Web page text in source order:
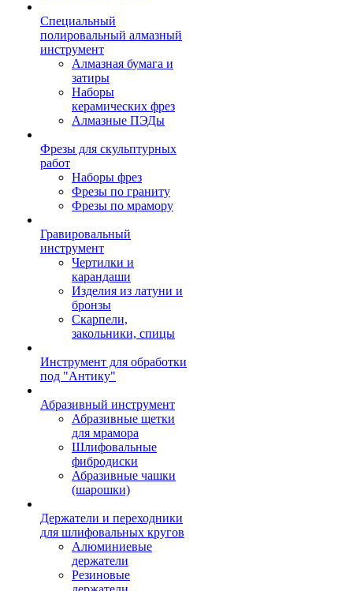
Специальный
полировальный алмазный
инструмент
Алмазная бумага и
затиры
Наборы
керамических фрез
Алмазные ПЭДы
Фрезы для скульптурных
работ
Наборы фрез
Фрезы по граниту
Фрезы по мрамору
Гравировальный
инструмент
Чертилки и
карандаши
Изделия из латуни и
бронзы
Скарпели,
закольники, спицы
Инструмент для обработки
под "Антику"
Абразивный инструмент
Абразивные щетки
для мрамора
Шлифовальные
фибродиски
Абразивные чашки
(шарошки)
Держатели и переходники
для шлифовальных кругов
Алюминиевые
держатели
Резиновые